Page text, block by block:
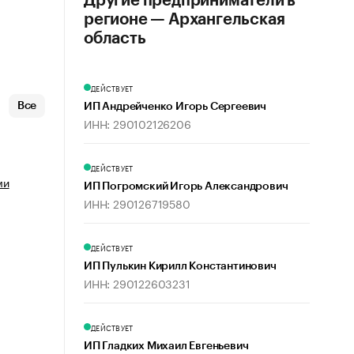
Все
регионе — Архангельская
область
ДЕЙСТВУЕТ
ИП Андрейченко Игорь Сергеевич
ИНН: 290102126206
ДЕЙСТВУЕТ
ИП Погромский Игорь Александрович
ИНН: 290126719580
ДЕЙСТВУЕТ
ИП Пулькин Кирилл Константинович
ИНН: 290122603231
ДЕЙСТВУЕТ
ИП Гладких Михаил Евгеньевич